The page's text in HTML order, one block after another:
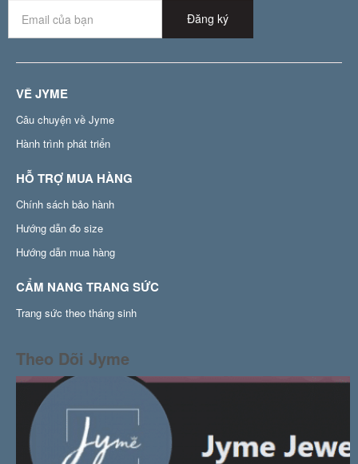
Đăng ký
VỀ JYME
Câu chuyện về Jyme
Hành trình phát triển
HỖ TRỢ MUA HÀNG
Chính sách bảo hành
Hướng dẫn đo size
Hướng dẫn mua hàng
CẨM NANG TRANG SỨC
Trang sức theo tháng sinh
Theo Dõi Jyme